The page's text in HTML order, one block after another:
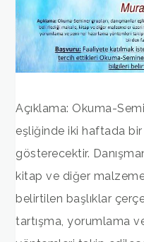
Açıklama: Okuma-
eşliğinde iki haftada
gösterecektir.
kitap ve diğer
belirtilen başlıklar
tartışma, yorumlama